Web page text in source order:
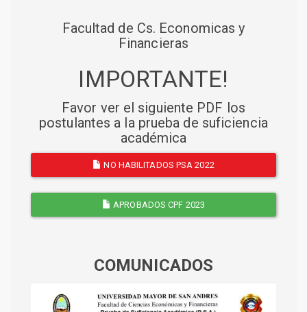
Facultad de Cs. Economicas y
Financieras
IMPORTANTE!
Favor ver el siguiente PDF los
postulantes a la prueba de suficiencia
académica
NO HABILITADOS PSA 2022
APROBADOS CPF 2023
COMUNICADOS